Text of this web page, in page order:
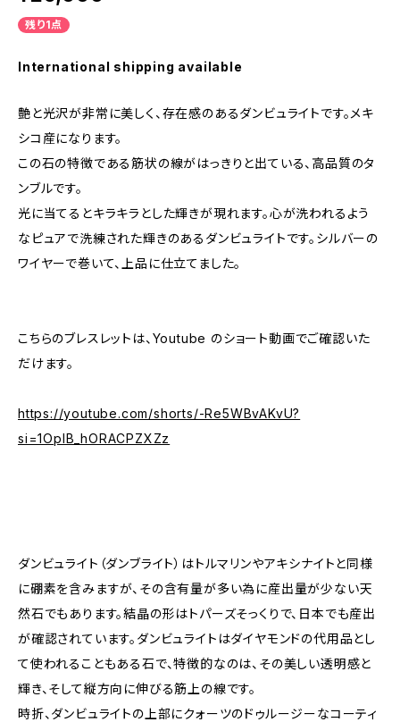
残り1点
International shipping available
艶と光沢が非常に美しく、存在感のあるダンビュライトです。メキ
シコ産になります。
この石の特徴である筋状の線がはっきりと出ている、高品質のタ
ンブルです。
光に当てるとキラキラとした輝きが現れます。心が洗われるよう
なピュアで洗練された輝きのあるダンビュライトです。シルバーの
ワイヤーで巻いて、上品に仕立てました。
こちらのブレスレットは、Youtube のショート動画でご確認いた
だけます。
https://youtube.com/shorts/-Re5WBvAKvU?
si=1OpIB_hORACPZXZz
ダンビュライト（ダンブライト）はトルマリンやアキシナイトと同様
に硼素を含みますが、その含有量が多い為に産出量が少ない天
然石でもあります。結晶の形はトパーズそっくりで、日本でも産出
が確認されています。ダンビュライトはダイヤモンドの代用品とし
て使われることもある石で、特徴的なのは、その美しい透明感と
輝き、そして縦方向に伸びる筋上の線です。
時折、ダンビュライトの上部にクォーツのドゥルージーなコーティ